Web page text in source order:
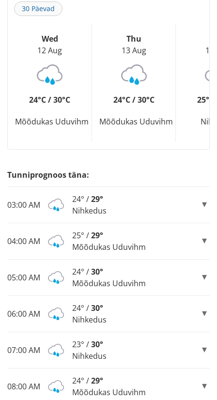
30 Päevad
Wed
12 Aug
24°C / 30°C
Mõõdukas Uduvihm
Thu
13 Aug
24°C / 30°C
Mõõdukas Uduvihm
14
25°C
Tunniprognoos täna:
03:00 AM
24° /29°
Nihkedus
04:00 AM
25° /29°
Mõõdukas Uduvihm
05:00 AM
24° /30°
Mõõdukas Uduvihm
06:00 AM
24° /30°
Nihkedus
07:00 AM
23° /30°
Nihkedus
08:00 AM
24° /29°
Mõõdukas Uduvihm